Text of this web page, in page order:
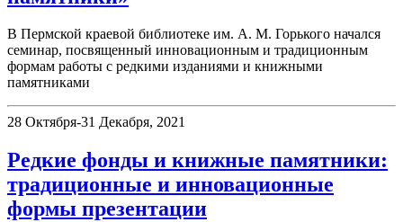
В Пермской краевой библиотеке им. А. М. Горького начался
семинар, посвященный инновационным и традиционным
формам работы с редкими изданиями и книжными
памятниками
28 Октября-31 Декабря, 2021
Редкие фонды и книжные памятники:
традиционные и инновационные
формы презентации